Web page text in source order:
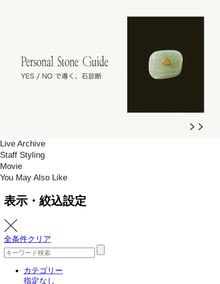
Live Archive
Staff Styling
Movie
You May Also Like